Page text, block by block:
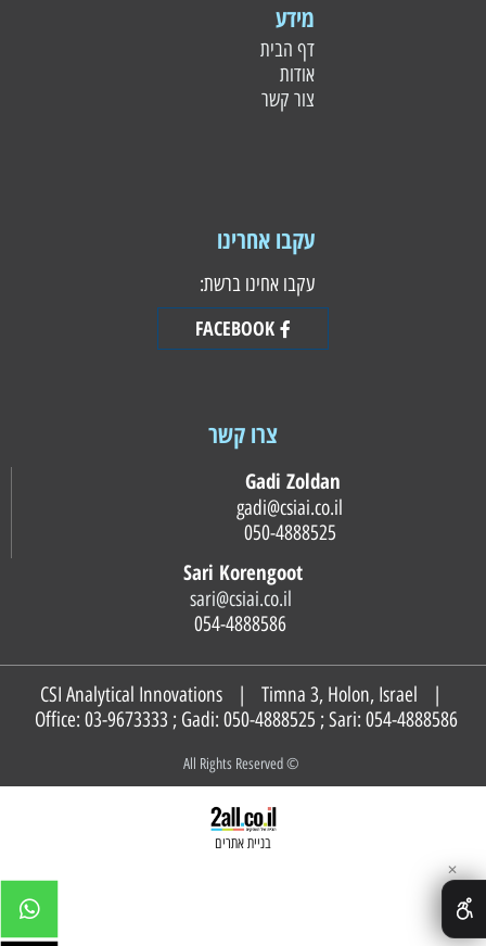
מידע
דף הבית
אודות
צור קשר
עקבו אחרינו
עקבו אחינו ברשת:
FACEBOOK
צרו קשר
Gadi Zoldan
Sari Korengoot
sari@csiai.co.il
CSI Analytical Innovations | Timna 3, Holon, Israel |
Office: 03-9673333 ; Gadi: 050-4888525 ; Sari: 054-4888586
© All Rights Reserved
בניית אתרים
✕